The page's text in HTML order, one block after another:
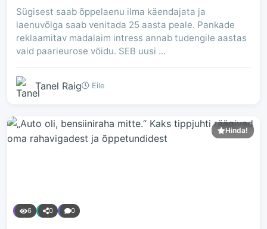
Sügisest saab õppelaenu ilma käendajata ja
laenuvõlga saab venitada 25 aasta peale. Pankade
reklaamitav madalaim intress annab tudengile aastas
vaid paarieurose võidu. SEB uusi ...
Tanel Raig Eile
Hinda!
6 0 0